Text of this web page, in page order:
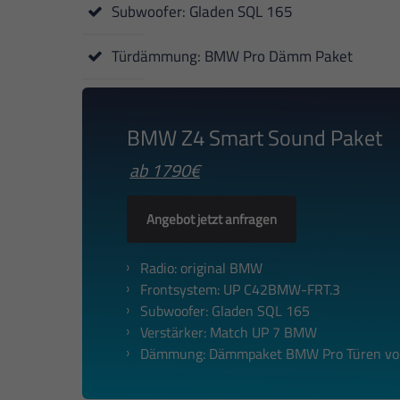
Subwoofer: Gladen SQL 165
Türdämmung: BMW Pro Dämm Paket
BMW Z4 Smart Sound Paket
ab 1790€
Angebot jetzt anfragen
Radio: original BMW
Frontsystem: UP C42BMW-FRT.3
Subwoofer: Gladen SQL 165
Verstärker: Match UP 7 BMW
Dämmung: Dämmpaket BMW Pro Türen